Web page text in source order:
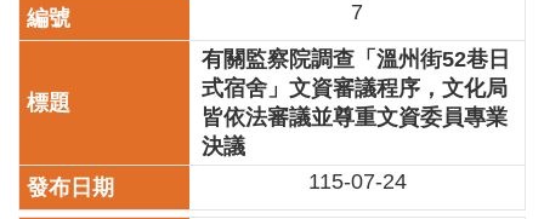
資
影
區
7
有關監察院調查「溫州街52巷日
式宿舍」文資審議程序，文化局
皆依法審議並尊重文資委員專業
決議
115-07-24